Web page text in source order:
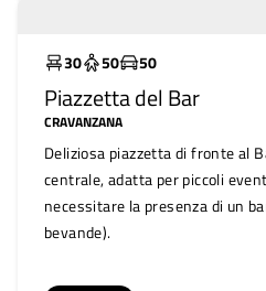
30
50 50
Piazzetta del Bar
CRAVANZANA
Deliziosa piazzetta di fronte al
centrale, adatta per piccoli
necessitare la presenza di un
bevande).